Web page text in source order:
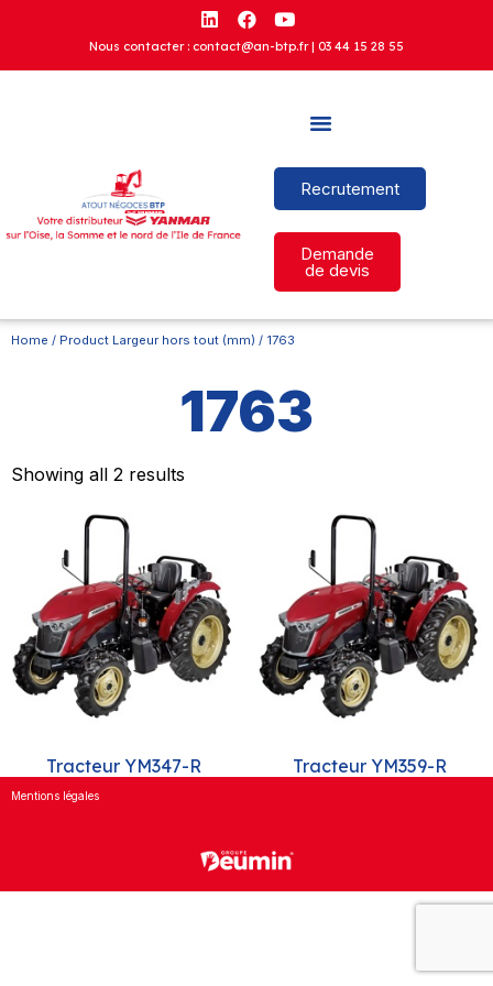
Nous contacter : contact@an-btp.fr | 03 44 15 28 55
Recrutement
Demande
de devis
Home / Product Largeur hors tout (mm) / 1763
1763
Showing all 2 results
Tracteur YM347-R Tracteur YM359-R
Mentions légales